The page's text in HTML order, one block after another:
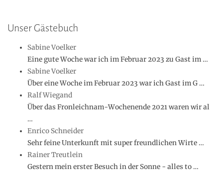
Unser Gästebuch
Sabine Voelker
Eine gute Woche war ich im Februar 2023 zu Gast im …
Sabine Voelker
Über eine Woche im Februar 2023 war ich Gast im G …
Ralf Wiegand
Über das Fronleichnam-Wochenende 2021 waren wir al
…
Enrico Schneider
Sehr feine Unterkunft mit super freundlichen Wirte …
Rainer Treutlein
Gestern mein erster Besuch in der Sonne - alles to …